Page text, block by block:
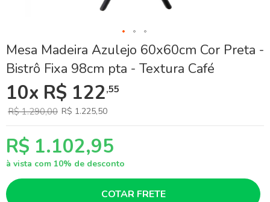
Mesa Madeira Azulejo 60x60cm Cor Preta -
Bistrô Fixa 98cm pta - Textura Café
10x R$ 122,55
R$ 1.290,00 R$ 1.225,50
R$ 1.102,95
à vista com 10% de desconto
COTAR FRETE
Skip
to
the
of
the
images